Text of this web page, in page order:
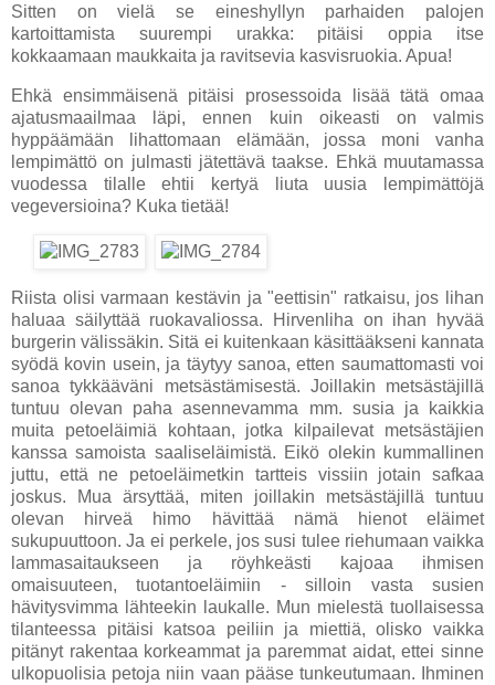
Sitten on vielä se eineshyllyn parhaiden palojen
kartoittamista suurempi urakka: pitäisi oppia itse
kokkaamaan maukkaita ja ravitsevia kasvisruokia. Apua!
Ehkä ensimmäisenä pitäisi prosessoida lisää tätä omaa
ajatusmaailmaa läpi, ennen kuin oikeasti on valmis
hyppäämään lihattomaan elämään, jossa moni vanha
lempimättö on julmasti jätettävä taakse. Ehkä muutamassa
vuodessa tilalle ehtii kertyä liuta uusia lempimättöjä
vegeversioina? Kuka tietää!
Riista olisi varmaan kestävin ja "eettisin" ratkaisu, jos lihan
haluaa säilyttää ruokavaliossa. Hirvenliha on ihan hyvää
burgerin välissäkin. Sitä ei kuitenkaan käsittääkseni kannata
syödä kovin usein, ja täytyy sanoa, etten saumattomasti voi
sanoa tykkääväni metsästämisestä. Joillakin metsästäjillä
tuntuu olevan paha asennevamma mm. susia ja kaikkia
muita petoeläimiä kohtaan, jotka kilpailevat metsästäjien
kanssa samoista saaliseläimistä. Eikö olekin kummallinen
juttu, että ne petoeläimetkin tartteis vissiin jotain safkaa
joskus. Mua ärsyttää, miten joillakin metsästäjillä tuntuu
olevan hirveä himo hävittää nämä hienot eläimet
sukupuuttoon. Ja ei perkele, jos susi tulee riehumaan vaikka
lammasaitaukseen ja röyhkeästi kajoaa ihmisen
omaisuuteen, tuotantoeläimiin - silloin vasta susien
hävitysvimma lähteekin laukalle. Mun mielestä tuollaisessa
tilanteessa pitäisi katsoa peiliin ja miettiä, olisko vaikka
pitänyt rakentaa korkeammat ja paremmat aidat, ettei sinne
ulkopuolisia petoja niin vaan pääse tunkeutumaan. Ihminen